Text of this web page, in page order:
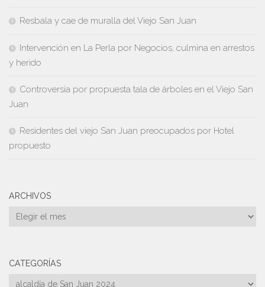
Resbala y cae de muralla del Viejo San Juan
Intervención en La Perla por Negocios, culmina en arrestos
y herido
Controversia por propuesta tala de árboles en el Viejo San
Juan
Residentes del viejo San Juan preocupados por Hotel
propuesto
ARCHIVOS
Archivos
CATEGORÍAS
Categorías